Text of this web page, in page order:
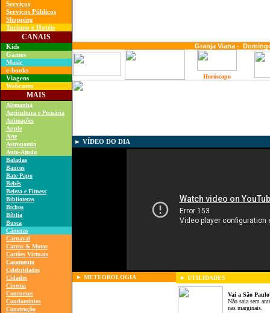
Serviços
Serviços Públicos
Shopping
Turismo e Hotéis
CANAIS
Kids
Games
Music
e-books
Viagens
Webcams
MAIS
Alemanha
Agricultura e Pecuária
Animações
Apple
Arte
Astronomia
Auto-Ajuda
Baladas
Bancos
Bate Papo
Bebês
Beleza e Fitness
Bibliotecas
Bichos
Bíblia
Busca
Câmeras
Carnaval
Carros & Motos
Cartões Virtuais
Casamento
Celebridades
Cidades
Cinema
Concursos
Condomínios
Construção
Granja Viana -
Horóscopo
► VÍDEO DO DIA
► METEOROLOGIA ► UTILIDADES
Vai a São
Não saia sem
nas marginais.